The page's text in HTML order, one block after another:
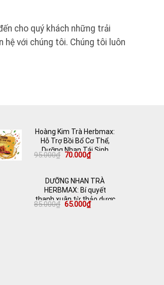
cho quý khách những trải
hệ với chúng tôi. Chúng tôi luôn
Hoàng Kim Trà Herbmax:
Hỗ Trợ Bồi Bổ Cơ Thể,
Dưỡng Nhan Tái Sinh
95.000₫ Giá
95.000₫.
70.000₫Giá
hiện
là:
70.000₫.
DƯỠNG NHAN TRÀ
HERBMAX: Bí quyết
thanh xuân từ thảo dược
thiên nhiên
85.000₫ Giá
65.000₫Giá
hiện